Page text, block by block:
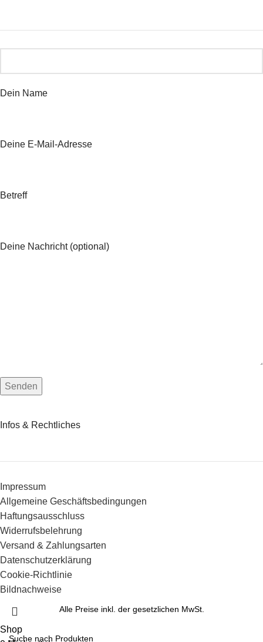
Dein Name
Deine E-Mail-Adresse
Betreff
Deine Nachricht (optional)
Infos & Rechtliches
Impressum
Allgemeine Geschäftsbedingungen
Haftungsausschluss
Widerrufsbelehrung
Versand & Zahlungsarten
Datenschutzerklärung
Cookie-Richtlinie
Bildnachweise
Alle Preise inkl. der gesetzlichen MwSt.
Shop